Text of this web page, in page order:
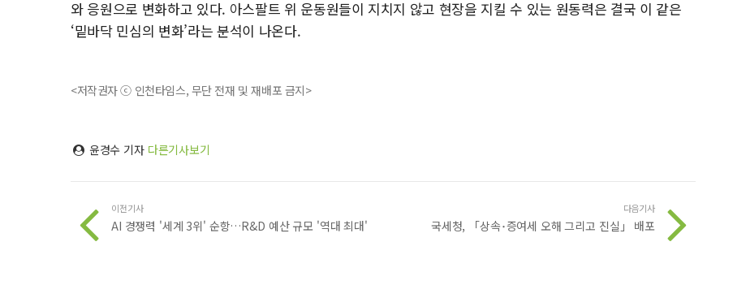
와 응원으로 변화하고 있다. 아스팔트 위 운동원들이 지치지 않고 현장을 지킬 수 있는 원동력은 결국 이 같은
‘밑바닥 민심의 변화’라는 분석이 나온다.
<저작권자 ⓒ 인천타임스, 무단 전재 및 재배포 금지>
윤경수 기자 다른기사보기
이전기사
AI 경쟁력 '세계 3위' 순항…R&D 예산 규모 '역대 최대'
다음기사
국세청, 「상속･증여세 오해 그리고 진실」 배포